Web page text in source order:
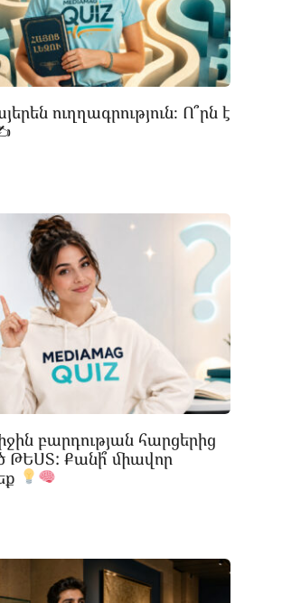
ուղղագրություն։ Ո՞րն է
բարդության հարցերից
Քանի՞ միավոր